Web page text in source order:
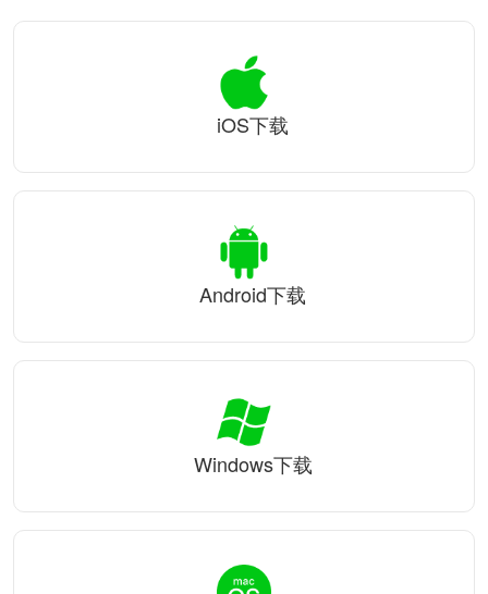
iOS下载
Android下载
Windows下载